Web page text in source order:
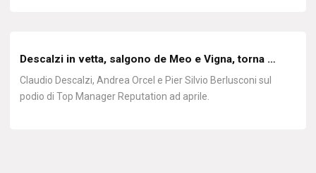
Descalzi in vetta, salgono de Meo e Vigna, torna …
Claudio Descalzi, Andrea Orcel e Pier Silvio Berlusconi sul
podio di Top Manager Reputation ad aprile.